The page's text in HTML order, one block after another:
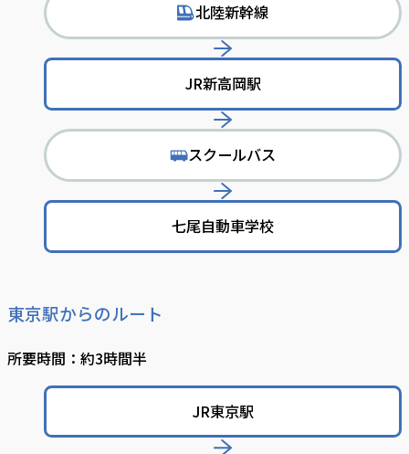
北陸新幹線
で
移
動
JR新高岡駅
スクールバス
で
移
動
七尾自動車学校
東京駅からのルート
所要時間：約3時間半
JR東京駅